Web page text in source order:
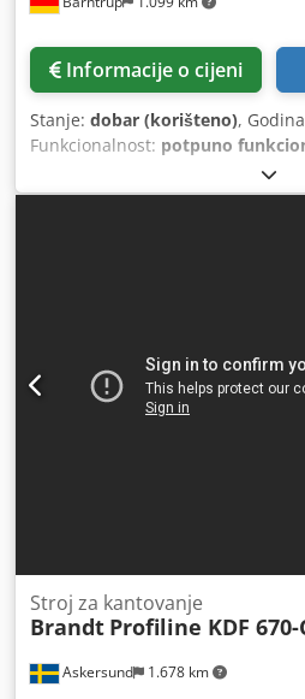
Informacije o cijeni
Stanje: dobar (korišteno),
Funkcionalnost: potpuno
Askersund 1.678 km
Stroj za kantovanje
Brandt Profiline KDF